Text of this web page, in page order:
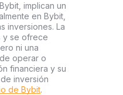
implican un
en Bybit,
inversiones. La
y se ofrece
ni una
operar o
financiera y su
inversión
de Bybit.